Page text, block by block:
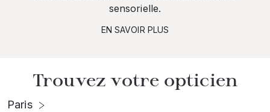
sensorielle.
EN SAVOIR PLUS
Trouvez votre opticien
Paris